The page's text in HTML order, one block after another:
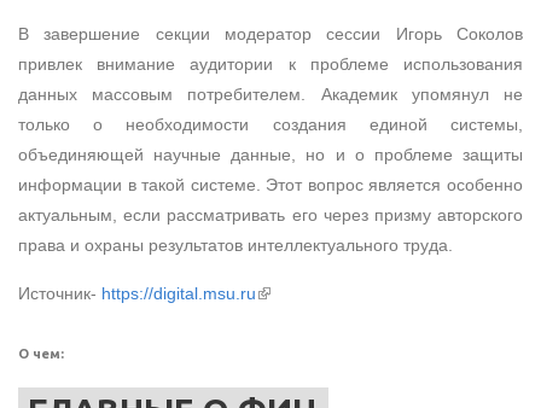
В завершение секции модератор сессии Игорь Соколов
привлек внимание аудитории к проблеме использования
данных массовым потребителем. Академик упомянул не
только о необходимости создания единой системы,
объединяющей научные данные, но и о проблеме защиты
информации в такой системе. Этот вопрос является особенно
актуальным, если рассматривать его через призму авторского
права и охраны результатов интеллектуального труда.
Источник- https://digital.msu.ru(внешняя ссылка)
О чем: